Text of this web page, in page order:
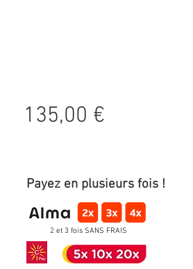
135,00 €Prix
Payez en plusieurs fois !
2 et 3 fois SANS FRAIS